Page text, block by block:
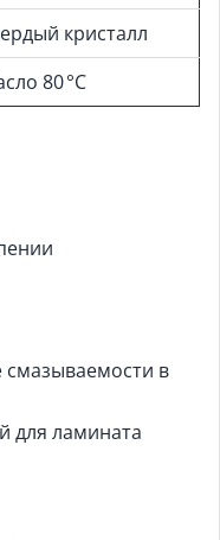
кристалл
80 °C
смазываемости в
для ламината